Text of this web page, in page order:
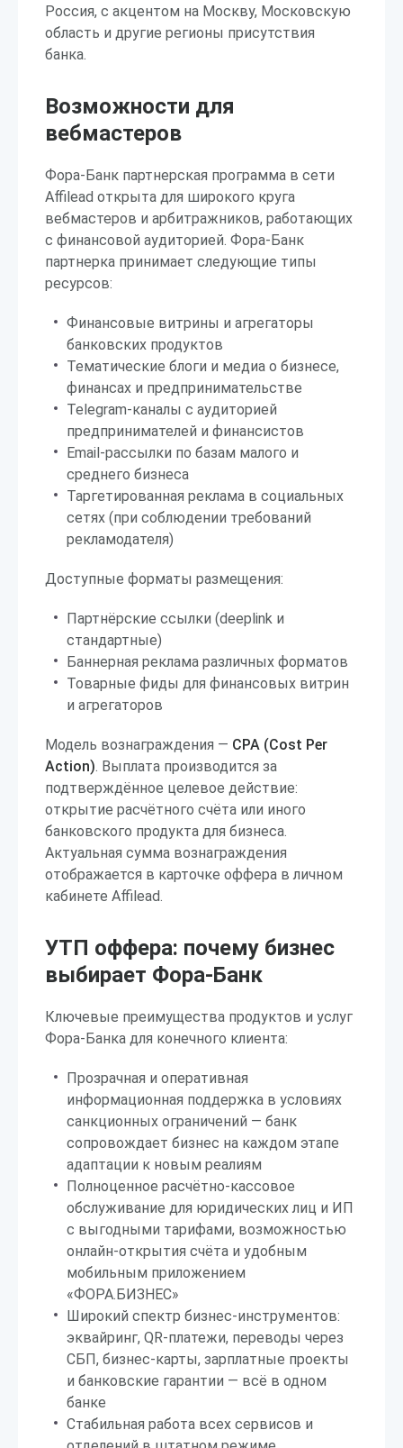
Россия, с акцентом на Москву, Московскую
область и другие регионы присутствия
банка.
Возможности для
вебмастеров
Фора-Банк партнерская программа в сети
Affilead открыта для широкого круга
вебмастеров и арбитражников, работающих
с финансовой аудиторией. Фора-Банк
партнерка принимает следующие типы
ресурсов:
Финансовые витрины и агрегаторы
банковских продуктов
Тематические блоги и медиа о бизнесе,
финансах и предпринимательстве
Telegram-каналы с аудиторией
предпринимателей и финансистов
Email-рассылки по базам малого и
среднего бизнеса
Таргетированная реклама в социальных
сетях (при соблюдении требований
рекламодателя)
Доступные форматы размещения:
Партнёрские ссылки (deeplink и
стандартные)
Баннерная реклама различных форматов
Товарные фиды для финансовых витрин
и агрегаторов
Модель вознаграждения — CPA (Cost Per
Action). Выплата производится за
подтверждённое целевое действие:
открытие расчётного счёта или иного
банковского продукта для бизнеса.
Актуальная сумма вознаграждения
отображается в карточке оффера в личном
кабинете Affilead.
УТП оффера: почему бизнес
выбирает Фора-Банк
Ключевые преимущества продуктов и услуг
Фора-Банка для конечного клиента:
Прозрачная и оперативная
информационная поддержка в условиях
санкционных ограничений — банк
сопровождает бизнес на каждом этапе
адаптации к новым реалиям
Полноценное расчётно-кассовое
обслуживание для юридических лиц и ИП
с выгодными тарифами, возможностью
онлайн-открытия счёта и удобным
мобильным приложением
«ФОРА.БИЗНЕС»
Широкий спектр бизнес-инструментов:
эквайринг, QR-платежи, переводы через
СБП, бизнес-карты, зарплатные проекты
и банковские гарантии — всё в одном
банке
Стабильная работа всех сервисов и